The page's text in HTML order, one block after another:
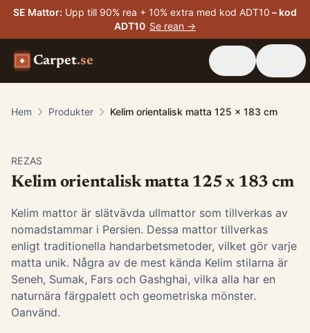
SE Mattor: Upp till 90% rea + 10% extra med kod ADT10 – kod
ADT10 Se rean →
Carpet.se
Hem Produkter Kelim orientalisk matta 125 x 183 cm
REZAS
Kelim orientalisk matta 125 x 183 cm
Kelim mattor är slätvävda ullmattor som tillverkas av
nomadstammar i Persien. Dessa mattor tillverkas
enligt traditionella handarbetsmetoder, vilket gör varje
matta unik. Några av de mest kända Kelim stilarna är
Seneh, Sumak, Fars och Gashghai, vilka alla har en
naturnära färgpalett och geometriska mönster.
Oanvänd.